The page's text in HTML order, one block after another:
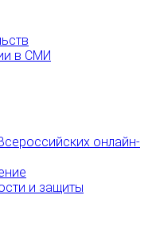
в СМИ
онлайн-
и защиты